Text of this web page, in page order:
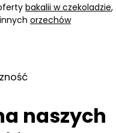
bakalii w czekoladzie,
orzechów
naszych